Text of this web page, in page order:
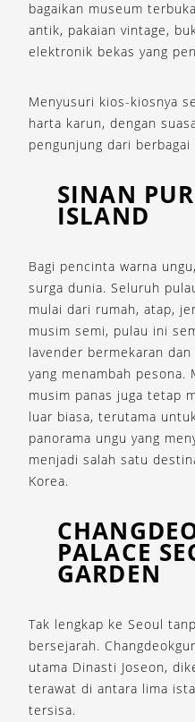
bagaikan museum
antik, pakaian vintage,
elektronik bekas yang
Menyusuri kios-kiosnya
harta karun, dengan
pengunjung dari berbagai
SINAN
ISLAND
Bagi pencinta warna
surga dunia. Seluruh
mulai dari rumah, atap,
musim semi, pulau ini
lavender bermekaran
yang menambah
musim panas juga tetap
luar biasa, terutama
panorama ungu yang
menjadi salah satu
Korea.
PALACE
GARDEN
Tak lengkap ke Seoul
bersejarah.
utama Dinasti Joseon,
terawat di antara lima
tersisa.